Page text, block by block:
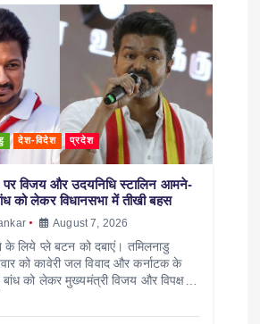
देश-विदेश प्रदेश
पर विजय और उदयनिधि स्टालिन आमने-
को लेकर विधानसभा में तीखी बहस
August 7, 2026
लिये प्ले बटन को दबाएं। तमिलनाडु
को कावेरी जल विवाद और कर्नाटक के
बांध को लेकर मुख्यमंत्री विजय और विपक्ष…